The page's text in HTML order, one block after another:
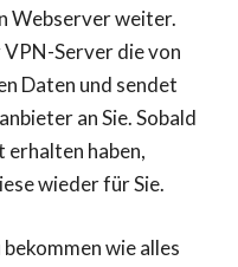
Webserver weiter.
Server die von
Daten und sendet
an Sie. Sobald
erhalten haben,
wieder für Sie.
wie alles